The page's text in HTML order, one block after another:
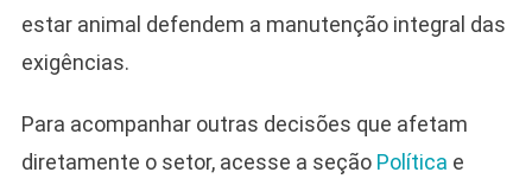
estar animal defendem a manutenção integral das
exigências.
Para acompanhar outras decisões que afetam
diretamente o setor, acesse a seção Política e